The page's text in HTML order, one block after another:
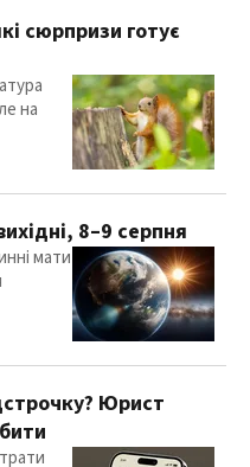
сюрпризи готує
на
8–9 серпня
мати
Юрист